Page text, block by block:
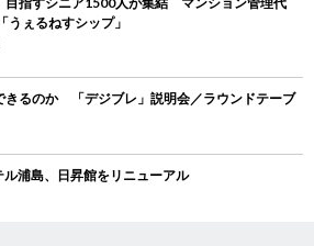
うぇるねすシップ」
きるのか 「デジブレ」説明会／ラウンドテーブ
浦島、日昇館をリニューアル